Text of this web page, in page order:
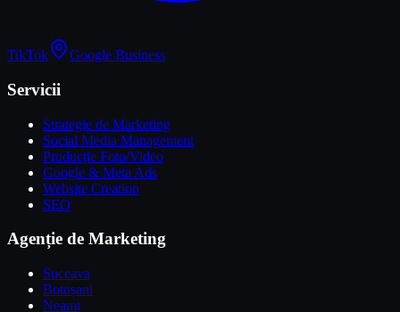
TikTok Google Business
Servicii
Strategie de Marketing
Social Media Management
Producție Foto/Video
Google & Meta Ads
Website Creation
SEO
Agenție de Marketing
Suceava
Botoșani
Neamț